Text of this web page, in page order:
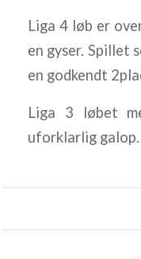
Liga 4 løb er
en gyser. Spillet
en godkendt
Liga 3 løbet
uforklarlig galop.